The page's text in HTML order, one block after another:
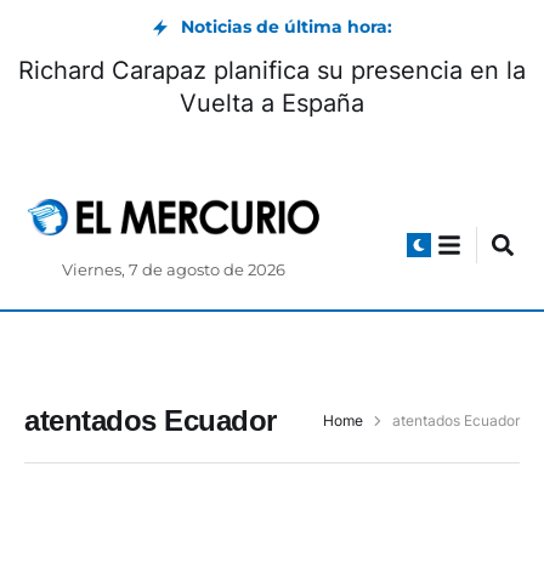
Noticias de última hora:
Richard Carapaz planifica su presencia en la
Vuelta a España
Viernes, 7 de agosto de 2026
atentados Ecuador Home atentados Ecuador